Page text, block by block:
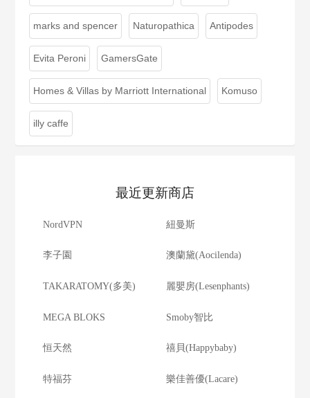
marks and spencer Naturopathica Antipodes
Evita Peroni GamersGate
Homes & Villas by Marriott International Komuso
illy caffe
最近更新商店
NordVPN 紐曼斯
李子園 澳蘭黛(Aocilenda)
TAKARATOMY(多美) 麗嬰房(Lesenphants)
MEGA BLOKS Smoby智比
恒天然 禧貝(Happybaby)
特福芬 樂佳善優(Lacare)